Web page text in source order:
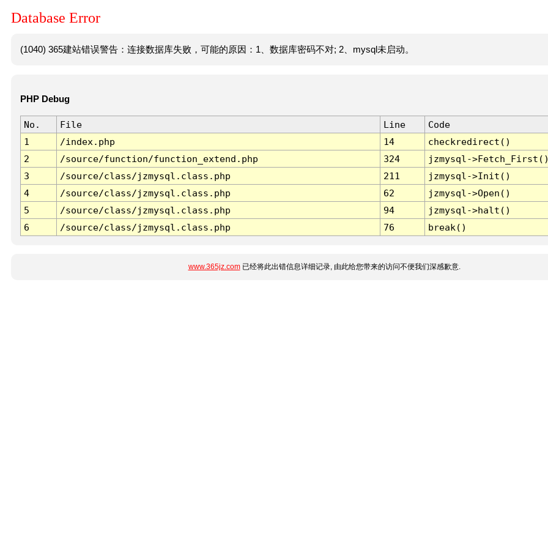
Database Error
(1040) 365建站错误警告：连接数据库失败，可能的原因：1、数据库密码不对; 2、mysql未启动。
PHP Debug
No. File Line
Code
1
/index.php 14
checkredirect()
2
/source/function/function_extend.php 324
jzmysql-
3
/source/class/jzmysql.class.php 211
jzmysql->Init()
4
/source/class/jzmysql.class.php 62
jzmysql->Open()
5
/source/class/jzmysql.class.php 94
jzmysql->halt()
6
/source/class/jzmysql.class.php 76 break()
www.365jz.com已经将此出错信息详细记录, 由此给您带来的访问不便我们深感歉意.